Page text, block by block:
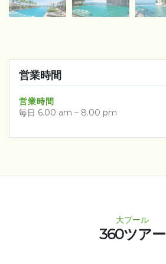
営業時間
営業時間
毎日 6.00 am – 8.00 pm
大プール
360ツアー